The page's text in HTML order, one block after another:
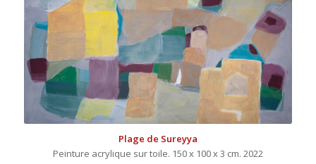
Plage de Sureyya
Peinture acrylique sur toile. 150 x 100 x 3 cm. 2022